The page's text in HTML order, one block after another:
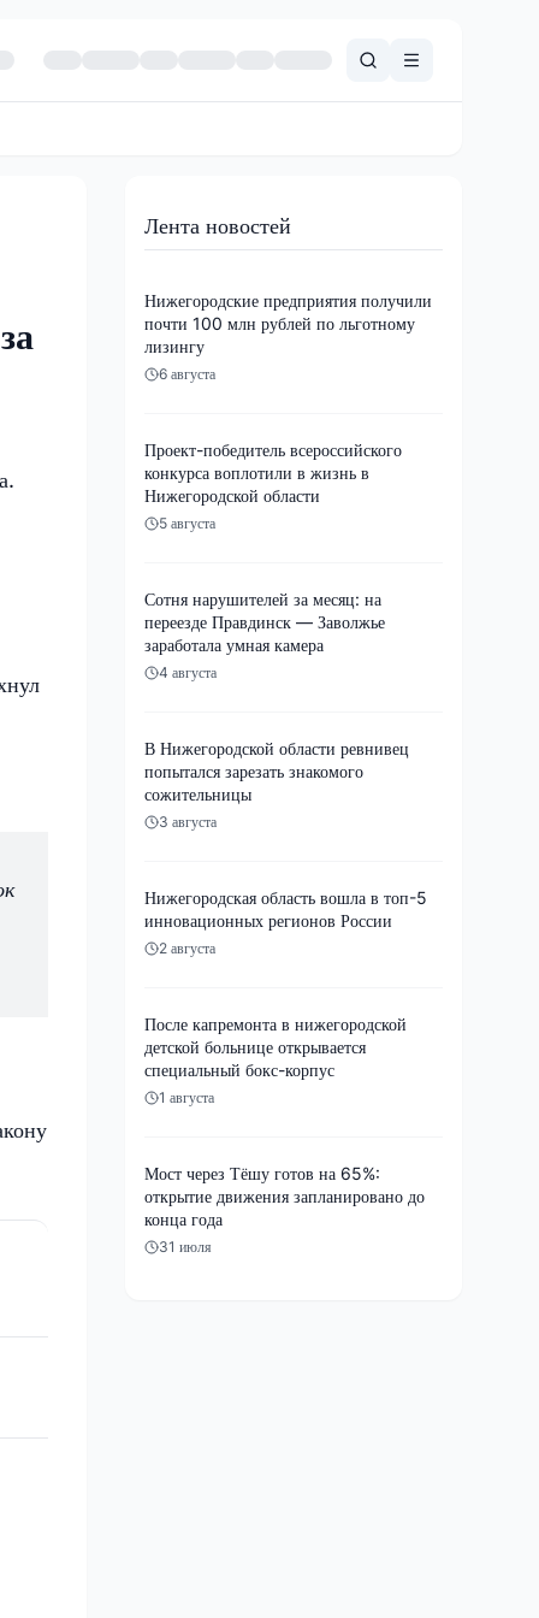
Лента новостей
Нижегородские предприятия получили
почти 100 млн рублей по льготному
лизингу
6 августа
Проект-победитель всероссийского
конкурса воплотили в жизнь в
Нижегородской области
5 августа
Сотня нарушителей за месяц: на
переезде Правдинск — Заволжье
заработала умная камера
4 августа
В Нижегородской области ревнивец
попытался зарезать знакомого
сожительницы
3 августа
Нижегородская область вошла в топ-5
инновационных регионов России
2 августа
После капремонта в нижегородской
детской больнице открывается
специальный бокс-корпус
1 августа
Мост через Тёшу готов на 65%:
открытие движения запланировано до
конца года
31 июля